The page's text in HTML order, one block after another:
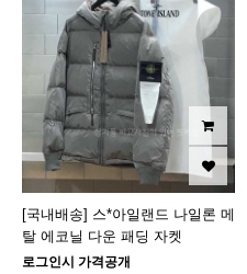
[국내배송] 스*아일랜드 나일론 메
탈 에코닐 다운 패딩 자켓
로그인시 가격공개